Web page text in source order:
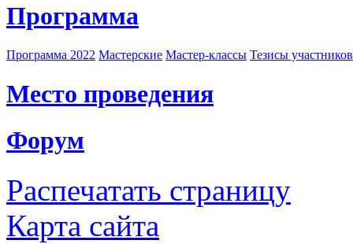
Программа
Программа 2022 Мастерские Мастер-классы Тезисы
Место проведения
Форум
Распечатать страницу
Карта сайта